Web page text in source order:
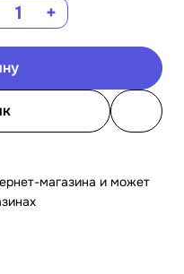
+
магазина и может